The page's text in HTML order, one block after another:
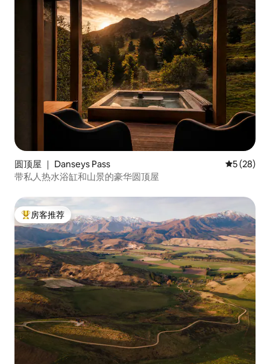
圆顶屋 ｜ Danseys Pass 平均评分
5 (28)
带私人热水浴缸和山景的豪华圆顶屋
热门「房客推荐」
房客推荐